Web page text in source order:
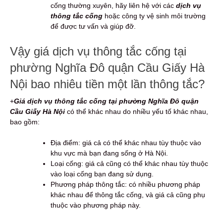
cống thường xuyên, hãy liên hệ với các dịch vụ
thông tắc cống hoặc công ty vệ sinh môi trường
để được tư vấn và giúp đỡ.
Vậy giá dịch vụ thông tắc cống tại
phường Nghĩa Đô quận Cầu Giấy Hà
Nội bao nhiêu tiền một lần thông tắc?
+Giá dịch vụ thông tắc cống tại phường Nghĩa Đô quận
Cầu Giấy Hà Nội có thể khác nhau do nhiều yếu tố khác nhau,
bao gồm:
Địa điểm: giá cả có thể khác nhau tùy thuộc vào
khu vực mà bạn đang sống ở Hà Nội.
Loại cống: giá cả cũng có thể khác nhau tùy thuộc
vào loại cống bạn đang sử dụng.
Phương pháp thông tắc: có nhiều phương pháp
khác nhau để thông tắc cống, và giá cả cũng phụ
thuộc vào phương pháp này.